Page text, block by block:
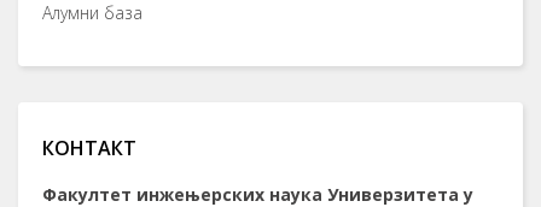
Алумни база
КОНТАКТ
Факултет инжењерских наука Универзитета у